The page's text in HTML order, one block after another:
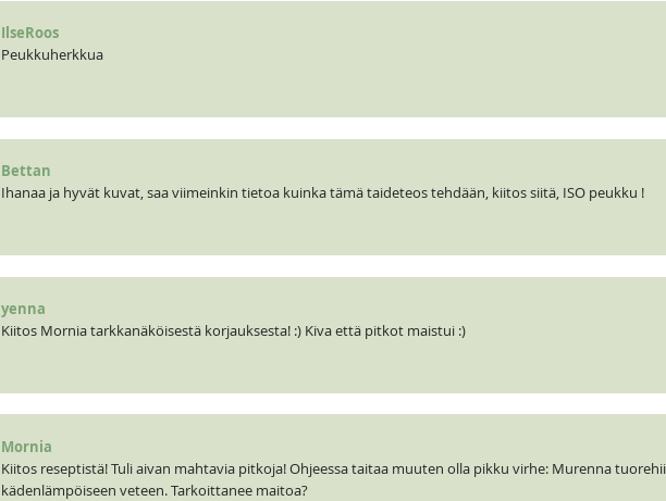
IlseRoos
Peukkuherkkua
Bettan
Ihanaa ja hyvät kuvat, saa viimeinkin tietoa kuinka tämä taideteos tehdään, kiitos siitä, ISO peukku !
yenna
Kiitos Mornia tarkkanäköisestä korjauksesta! :) Kiva että pitkot maistui :)
Mornia
Kiitos reseptistä! Tuli aivan mahtavia pitkoja! Ohjeessa taitaa muuten olla pikku virhe: Murenna
kädenlämpöiseen veteen. Tarkoittanee maitoa?